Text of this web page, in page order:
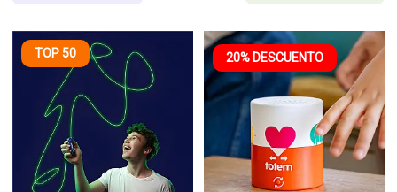
TOP 50 20% DESCUENTO